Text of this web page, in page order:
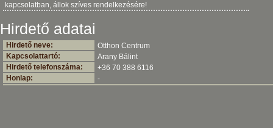
kapcsolatban, állok szíves rendelkezésére!
Hirdető adatai
Hirdető neve:
Otthon Centrum
Kapcsolattartó:
Arany Bálint
Hirdető telefonszáma:
+36 70 388 6116
Honlap:
-